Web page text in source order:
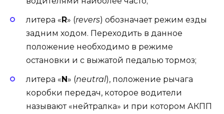
литера «R» (revers) обозначает режим езды
задним ходом. Переходить в данное
положение необходимо в режиме
остановки и с выжатой педалью тормоз;
литера «N» (neutral), положение рычага
коробки передач, которое водители
называют «нейтралка» и при котором АКПП